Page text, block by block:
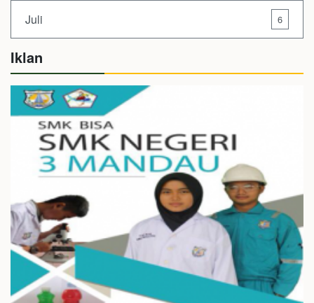
Juli 6
Iklan